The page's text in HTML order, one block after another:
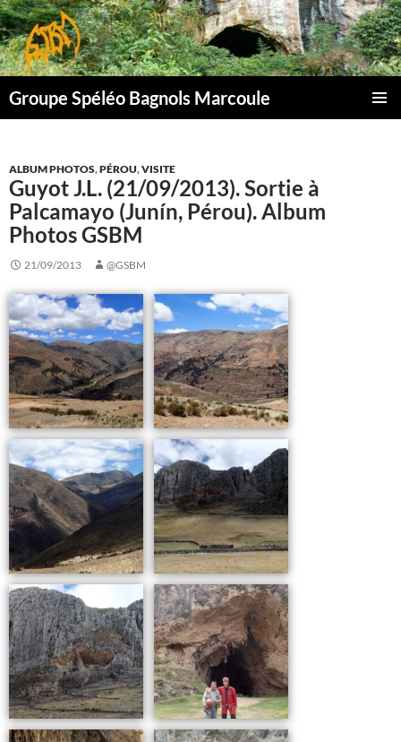
Aller
au
contenu
Groupe Spéléo Bagnols Marcoule
ALBUM PHOTOS,PÉROU,VISITE
Guyot J.L. (21/09/2013). Sortie à
Palcamayo (Junín, Pérou). Album
Photos GSBM
21/09/2013 @GSBM